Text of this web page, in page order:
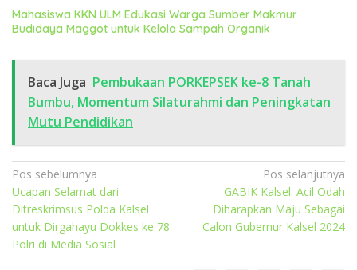
Mahasiswa KKN ULM Edukasi Warga Sumber Makmur
Budidaya Maggot untuk Kelola Sampah Organik
Baca Juga Pembukaan PORKEPSEK ke-8 Tanah
Bumbu, Momentum Silaturahmi dan Peningkatan
Mutu Pendidikan
Navigasi
pos
Pos sebelumnya
Ucapan Selamat dari
Ditreskrimsus Polda Kalsel
untuk Dirgahayu Dokkes ke 78
Polri di Media Sosial
Pos selanjutnya
GABIK Kalsel: Acil Odah
Diharapkan Maju Sebagai
Calon Gubernur Kalsel 2024